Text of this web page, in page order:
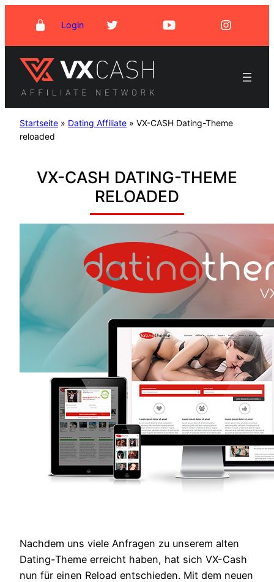
springen
Login
Startseite » Dating Affiliate » VX-CASH Dating-Theme
reloaded
VX-CASH DATING-THEME
RELOADED
Nachdem uns viele Anfragen zu unserem alten
Dating-Theme erreicht haben, hat sich VX-Cash
nun für einen Reload entschieden. Mit dem neuen